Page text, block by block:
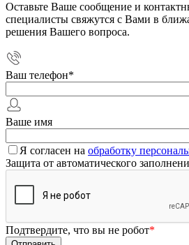
Оставьте Ваше сообщение и
специалисты свяжутся с Вами в
решения Вашего вопроса.
Ваш телефон*
Ваше имя
Я согласен на обработку
Защита от автоматического
Подтвердите, что вы не робот*